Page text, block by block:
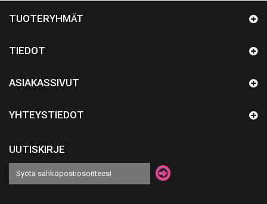
TUOTERYHMÄT
TIEDOT
ASIAKASSIVUT
YHTEYSTIEDOT
UUTISKIRJE